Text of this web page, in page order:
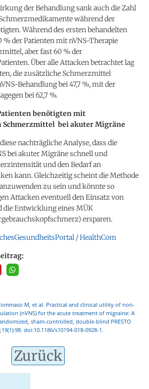
der Behandlung sank auch die Zahl
während der
Während des ersten behandelten
der Patienten mit nVNS-Therapie
aber fast 60 % der
Über alle Attacken betrachtet lag
die zusätzliche Schmerzmittel
Behandlung bei 47,7 %, mit der
bei 62,7 %.
benötigten mit
bei akuter Migräne
nachträgliche Analyse, dass die
bei akuter Migräne schnell und
und den Bedarf an
kann. Gleichzeitig scheint die Methode
zu sein und könnte so
Attacken eventuell den Einsatz von
Entwicklung eines MÜK
ersparen.
/ HealthCom
M, et al. Practical and clinical utility of non-
(nVNS) for the acute treatment of migraine: A
sham-controlled, double-blind PRESTO
doi:10.1186/s10194-018-0928-1.
Zurück